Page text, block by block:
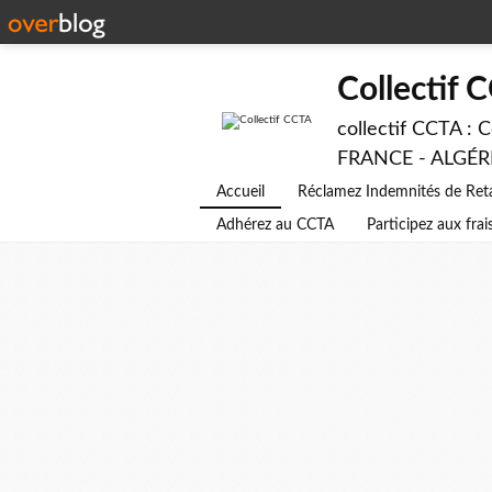
Collectif
collectif CCTA :
FRANCE -
Accueil Réclamez Indemnités de
Adhérez au CCTA Participez aux